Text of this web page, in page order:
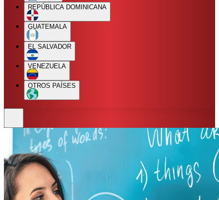
REPÚBLICA DOMINICANA
GUATEMALA
EL SALVADOR
VENEZUELA
OTROS PAÍSES